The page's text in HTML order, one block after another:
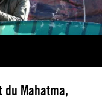
du Mahatma,